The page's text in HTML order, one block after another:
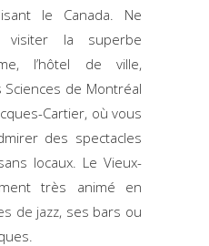
le Canada. Ne
visiter la superbe
l’hôtel de ville,
Sciences de Montréal
Cartier, où vous
des spectacles
locaux. Le Vieux-
très animé en
de jazz, ses bars ou